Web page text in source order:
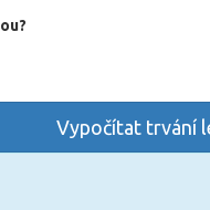
Vypočítat trvání